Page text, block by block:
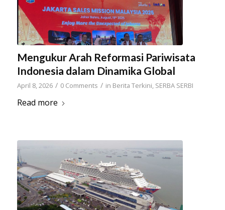
Mengukur Arah Reformasi Pariwisata
Indonesia dalam Dinamika Global
April 8, 2026 / 0 Comments / in Berita Terkini, SERBA SERBI
Read more